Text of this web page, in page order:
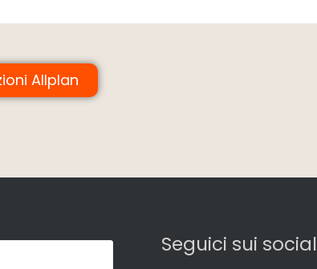
Allplan
Seguici sui social